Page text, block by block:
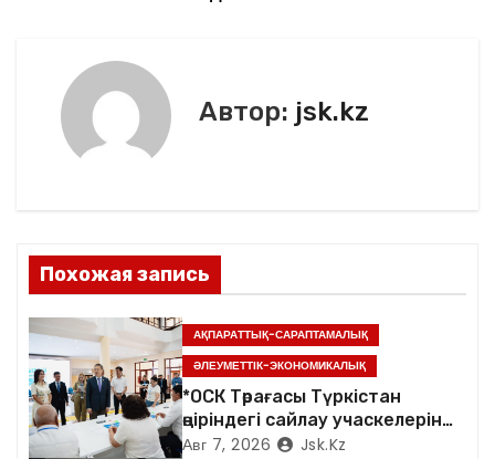
k
и
я
п
о
з
Автор: jsk.kz
Похожая запись
АҚПАРАТТЫҚ-САРАПТАМАЛЫҚ
ӘЛЕУМЕТТІК-ЭКОНОМИКАЛЫҚ
*ОСК Төрағасы Түркістан
өңіріндегі сайлау учаскелерін
аралады*
Авг 7, 2026 Jsk.kz